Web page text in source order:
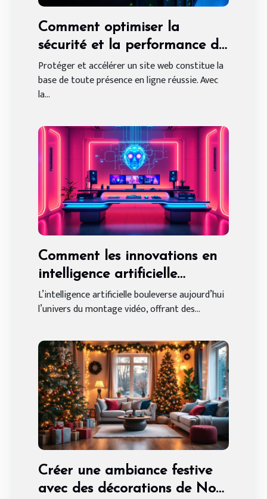
Comment optimiser la
sécurité et la performance de
votre site web ?
Protéger et accélérer un site web constitue la
base de toute présence en ligne réussie. Avec
la...
Comment les innovations en
intelligence artificielle
transforment le montage
vidéo ?
L’intelligence artificielle bouleverse aujourd’hui
l’univers du montage vidéo, offrant des...
Créer une ambiance festive
avec des décorations de Noël